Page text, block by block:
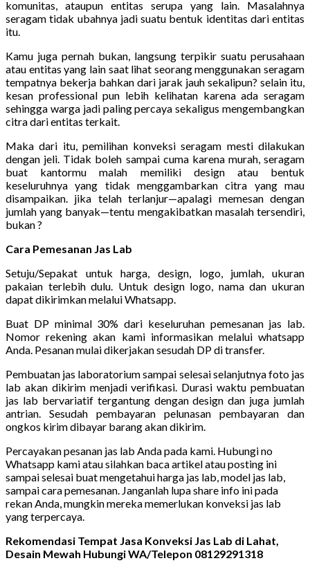
komunitas, ataupun entitas serupa yang lain. Masalahnya
seragam tidak ubahnya jadi suatu bentuk identitas dari entitas
itu.
Kamu juga pernah bukan, langsung terpikir suatu perusahaan
atau entitas yang lain saat lihat seorang menggunakan seragam
tempatnya bekerja bahkan dari jarak jauh sekalipun? selain itu,
kesan professional pun lebih kelihatan karena ada seragam
sehingga warga jadi paling percaya sekaligus mengembangkan
citra dari entitas terkait.
Maka dari itu, pemilihan konveksi seragam mesti dilakukan
dengan jeli. Tidak boleh sampai cuma karena murah, seragam
buat kantormu malah memiliki design atau bentuk
keseluruhnya yang tidak menggambarkan citra yang mau
disampaikan. jika telah terlanjur—apalagi memesan dengan
jumlah yang banyak—tentu mengakibatkan masalah tersendiri,
bukan ?
Cara Pemesanan Jas Lab
Setuju/Sepakat untuk harga, design, logo, jumlah, ukuran
pakaian terlebih dulu. Untuk design logo, nama dan ukuran
dapat dikirimkan melalui Whatsapp.
Buat DP minimal 30% dari keseluruhan pemesanan jas lab.
Nomor rekening akan kami informasikan melalui whatsapp
Anda. Pesanan mulai dikerjakan sesudah DP di transfer.
Pembuatan jas laboratorium sampai selesai selanjutnya foto jas
lab akan dikirim menjadi verifikasi. Durasi waktu pembuatan
jas lab bervariatif tergantung dengan design dan juga jumlah
antrian. Sesudah pembayaran pelunasan pembayaran dan
ongkos kirim dibayar barang akan dikirim.
Percayakan pesanan jas lab Anda pada kami. Hubungi no
Whatsapp kami atau silahkan baca artikel atau posting ini
sampai selesai buat mengetahui harga jas lab, model jas lab,
sampai cara pemesanan. Janganlah lupa share info ini pada
rekan Anda, mungkin mereka memerlukan konveksi jas lab
yang terpercaya.
Rekomendasi Tempat Jasa Konveksi Jas Lab di Lahat,
Desain Mewah Hubungi WA/Telepon 08129291318